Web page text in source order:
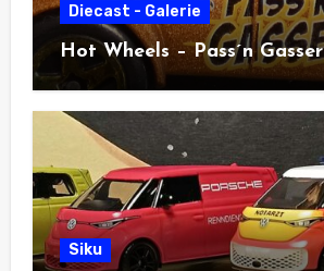
Diecast - Galerie
Hot Wheels – Pass´n Gasser
Siku